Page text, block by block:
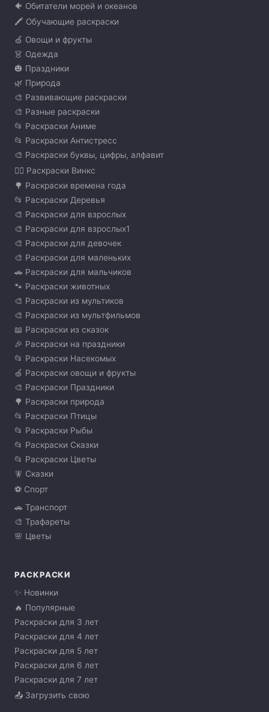
🐠 Обитатели морей и океанов
🖍️ Обучающие раскраски
🍏 Овощи и фрукты
👗 Одежда
🎃 Праздники
🌿 Природа
🎨 Развивающие раскраски
🎨 Разные раскраски
📂 Раскраски Аниме
📂 Раскраски Антистресс
🎨 Раскраски буквы, цифры, алфавит
🧚‍♀️ Раскраски Винкс
🌳 Раскраски времена года
📂 Раскраски Деревья
🎨 Раскраски для взрослых
🎨 Раскраски для взрослых1
🎨 Раскраски для девочек
🎨 Раскраски для маленьких
🚗 Раскраски для мальчиков
🐾 Раскраски животных
🎨 Раскраски из мультиков
🎨 Раскраски из мультфильмов
📖 Раскраски из сказок
🎉 Раскраски на праздники
📂 Раскраски Насекомых
🍏 Раскраски овощи и фрукты
🎨 Раскраски Праздники
🌳 Раскраски природа
📂 Раскраски Птицы
📂 Раскраски Рыбы
📂 Раскраски Сказки
📂 Раскраски Цветы
🧚 Сказки
⚽ Спорт
🚗 Транспорт
🎨 Трафареты
🌸 Цветы
РАСКРАСКИ
✨ Новинки
🔥 Популярные
Раскраски для 3 лет
Раскраски для 4 лет
Раскраски для 5 лет
Раскраски для 6 лет
Раскраски для 7 лет
📤 Загрузить свою